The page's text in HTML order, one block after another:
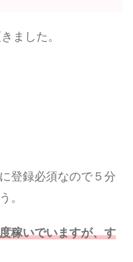
ました。
登録必須なので５分
。
稼いでいますが、す